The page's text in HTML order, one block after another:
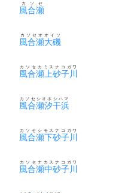
風合瀬
カソセ
風合瀬大磯
カソセオオイソ
風合瀬上砂子川
カソセカミスナコガワ
風合瀬汐干浜
カソセシオホシハマ
風合瀬下砂子川
カソセシモスナコガワ
風合瀬中砂子川
カソセナカスナコガワ